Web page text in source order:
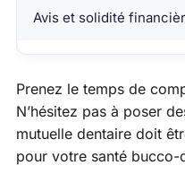
Avis et solidité
Prenez le temps de
N’hésitez pas à poser
mutuelle dentaire doit
pour votre santé bucco-